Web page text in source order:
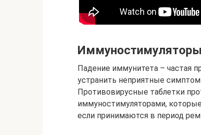
Иммуностимуляторы
Падение иммунитета – частая
устранить неприятные
Противовирусные таблетки
иммуностимуляторами,
если принимаются в период